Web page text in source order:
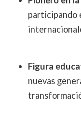
participando
Figura
nuevas